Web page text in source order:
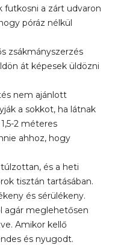
futkosni a zárt udvaron
póráz nélkül
zsákmányszerzés
át képesek üldözni
nem ajánlott
a sokkot, ha látnak
2 méteres
ahhoz, hogy
és a heti
tisztán tartásában.
és sérülékeny.
agár meglehetősen
Amikor kellő
és nyugodt.